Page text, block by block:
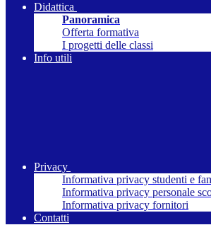
Didattica
Panoramica
Offerta formativa
I progetti delle classi
Info utili
Privacy
Informativa privacy studenti e
Informativa privacy personale
Informativa privacy fornitori
Contatti